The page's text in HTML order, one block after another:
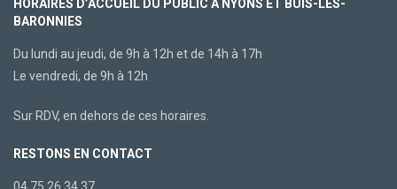
HORAIRES D’ACCUEIL DU PUBLIC À NYONS ET BUIS-LES-
BARONNIES
Du lundi au jeudi, de 9h à 12h et de 14h à 17h
Le vendredi, de 9h à 12h
Sur RDV, en dehors de ces horaires.
RESTONS EN CONTACT